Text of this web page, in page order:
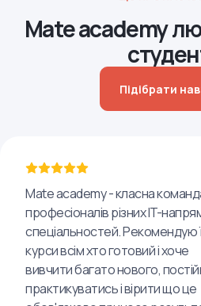
Mate academy
Підібрати
Mate academy - класна
професіоналів різних IT-
спеціальностей. Рекомендую
курси всім хто готовий і хоче
вивчити багато нового,
практикуватись і вірити що це